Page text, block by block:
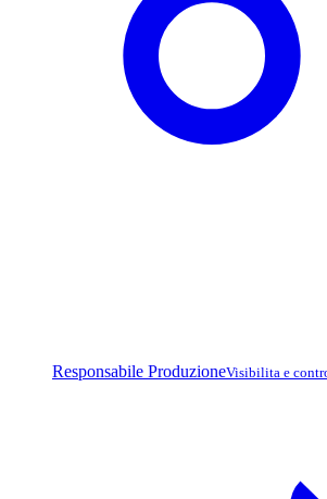
Responsabile ProduzioneVisibilita e